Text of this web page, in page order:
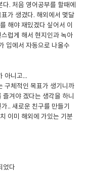
. 처음 영어공부를 할때에
가 생겼다. 해외에서 몇달
해야 재밌겠다 싶어서 이
럽게 해서 현지인과 녹아
입에서 자동으로 나올수
아니고...
구체적인 목표가 생기니까
겨야 겠다는 생각을 하니
.. 새로운 친구를 만들기
이미 해외에 가있는 기분
었다